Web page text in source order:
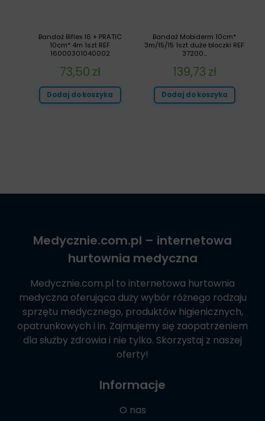
Bandaż Mobiderm 10cm*
3m/15/15 1szt duże bloczki REF
37200...
139,73 zł
Dodaj do koszyka
Bandaż Biflex 16 + PRATIC
10cm* 4m 1szt REF
16000301040002
73,50 zł
Dodaj do koszyka
Medycznie.com.pl – internetowa
hurtownia medyczna
Medycznie.com.pl to internetowa hurtownia
medyczna oferująca duży wybór różnego rodzaju
sprzętu medycznego, produktów higienicznych,
opatrunkowych i in. Zajmujemy się zaopatrzeniem
dla służby zdrowia i nie tylko. Skorzystaj z naszej
oferty!
Informacje
O nas